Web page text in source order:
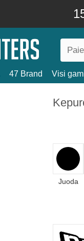
47 Brand Visi
Juoda